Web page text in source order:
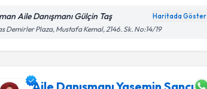
Aile Danışmanı Gülçin Taş Haritada Göster
Demirler Plaza, Mustafa Kemal, 2146. Sk. No:14/19
Aile Danışmanı Yasemin Sancı